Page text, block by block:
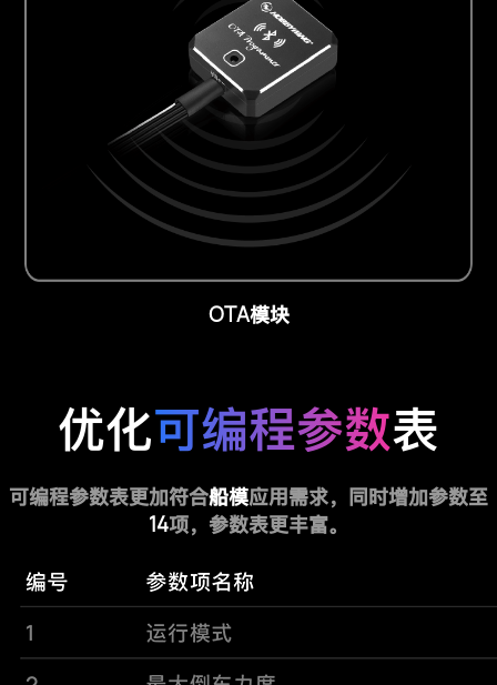
OTA模块
优化可编程参数表
可编程参数表更加符合船模应用需求，同时增加参数至
14项，参数表更丰富。